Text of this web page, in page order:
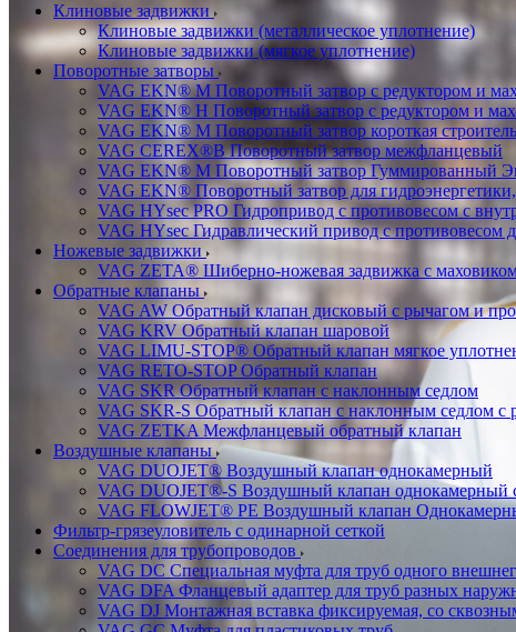
Клиновые задвижки
Клиновые задвижки (металлическое уплотнение)
Клиновые задвижки (мягкое уплотнение)
Поворотные затворы
VAG EKN® M Поворотный затвор с редуктором и
VAG EKN® H Поворотный затвор с редуктором и
VAG EKN® M Поворотный затвор короткая
VAG CEREX®B Поворотный затвор межфланцевый
VAG EKN® M Поворотный затвор Гуммированный
VAG EKN® Поворотный затвор для
VAG HYsec PRO Гидропривод с противовесом с
VAG HYsec Гидравлический привод с
Ножевые задвижки
VAG ZETA® Шиберно-ножевая задвижка с
Обратные клапаны
VAG AW Обратный клапан дисковый с рычагом и
VAG KRV Обратный клапан шаровой
VAG LIMU-STOP® Обратный клапан мягкое
VAG RETO-STOP Обратный клапан
VAG SKR Обратный клапан с наклонным седлом
VAG SKR-S Обратный клапан с наклонным седлом с
VAG ZETKA Межфланцевый обратный клапан
Воздушные клапаны
VAG DUOJET® Воздушный клапан однокамерный
VAG DUOJET®-S Воздушный клапан однокамерный
VAG FLOWJET® PE Воздушный клапан
Фильтр-грязеуловитель с одинарной сеткой
Соединения для трубопроводов
VAG DC Специальная муфта для труб одного
VAG DFA Фланцевый адаптер для труб разных
VAG DJ Монтажная вставка фиксируемая, со